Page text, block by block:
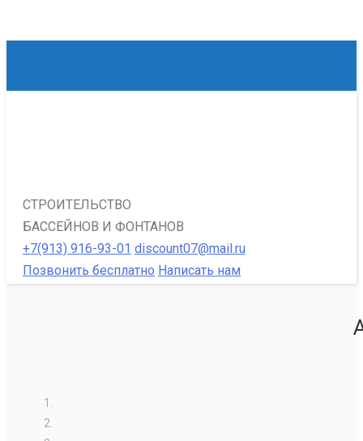
СТРОИТЕЛЬСТВО
БАССЕЙНОВ И ФОНТАНОВ
+7(913) 916-93-01 discount07@mail.ru
Позвонить бесплатно Написать нам